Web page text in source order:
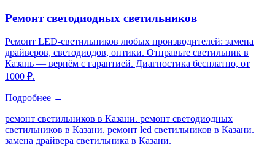
Ремонт светодиодных светильников
Ремонт LED-светильников любых производителей: замена
драйверов, светодиодов, оптики. Отправьте светильник в
Казань — вернём с гарантией. Диагностика бесплатно, от
1000 ₽.
Подробнее →
ремонт светильников в Казани. ремонт светодиодных
светильников в Казани. ремонт led светильников в Казани.
замена драйвера светильника в Казани.